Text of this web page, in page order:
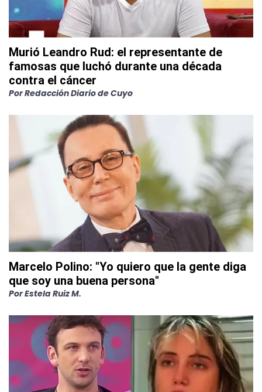
Murió Leandro Rud: el representante de
famosas que luchó durante una década
contra el cáncer
PorRedacción Diario de Cuyo
Marcelo Polino: "Yo quiero que la gente diga
que soy una buena persona"
PorEstela Ruiz M.